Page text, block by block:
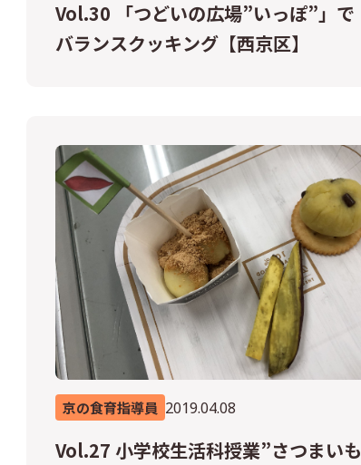
Vol.30 「つどいの広場”いっぽ”」で
バランスクッキング【西京区】
京の食育指導員 2019.04.08
Vol.27 小学校生活科授業”さつまいも